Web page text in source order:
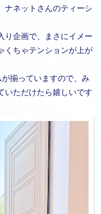
ナネットさんのティーシ
り企画で、まさにイメー
くちゃテンションが上が
揃っていますので、み
いただけたら嬉しいです